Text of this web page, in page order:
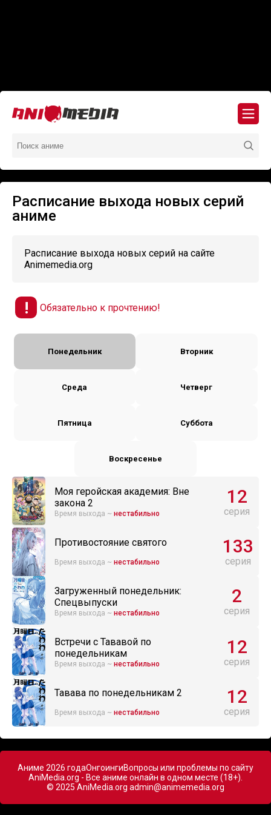
Расписание выхода новых серий
аниме
Расписание выхода новых серий на сайте
Animemedia.org
Обязательно к прочтению!
Понедельник Вторник
Среда Четверг
Пятница Суббота
Воскресенье
Моя геройская академия: Вне
закона 2
Время выхода ~ нестабильно
12
серия
Противостояние святого
Время выхода ~ нестабильно
133
серия
Загруженный понедельник:
Спецвыпуски
Время выхода ~ нестабильно
2
серия
Встречи с Тававой по
понедельникам
Время выхода ~ нестабильно
12
серия
Тавава по понедельникам 2
Время выхода ~ нестабильно
12
серия
Аниме 2026 годаОнгоингиВопросы или проблемы по сайту
AniMedia.org - Все аниме онлайн в одном месте (18+).
© 2025 AniMedia.org admin@animemedia.org